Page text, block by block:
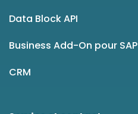
Data Block API
Business Add-On pour SAP
CRM